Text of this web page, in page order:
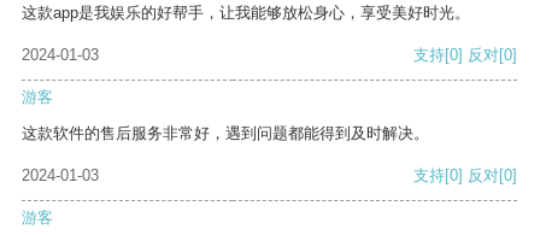
这款app是我娱乐的好帮手，让我能够放松身心，享受美好时光。
2024-01-03 支持[0] 反对[0]
游客
这款软件的售后服务非常好，遇到问题都能得到及时解决。
2024-01-03 支持[0] 反对[0]
游客